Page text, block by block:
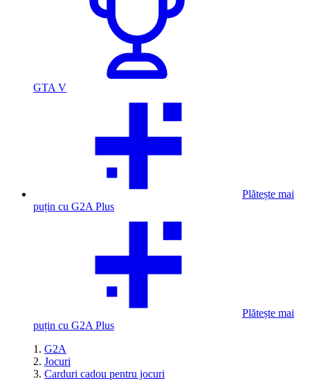
GTA V
Plătește mai
puțin cu G2A Plus
Plătește mai
puțin cu G2A Plus
G2A
Jocuri
Carduri cadou pentru jocuri